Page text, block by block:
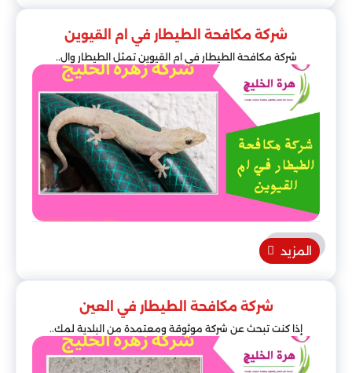
شركة مكافحة الطيطار في ام القيوين
شركة مكافحة الطيطار في ام القيوين تمثل الطيطار وال..
المزيد
شركة مكافحة الطيطار في العين
إذا كنت تبحث عن شركة موثوقة ومعتمدة من البلدية لمك..